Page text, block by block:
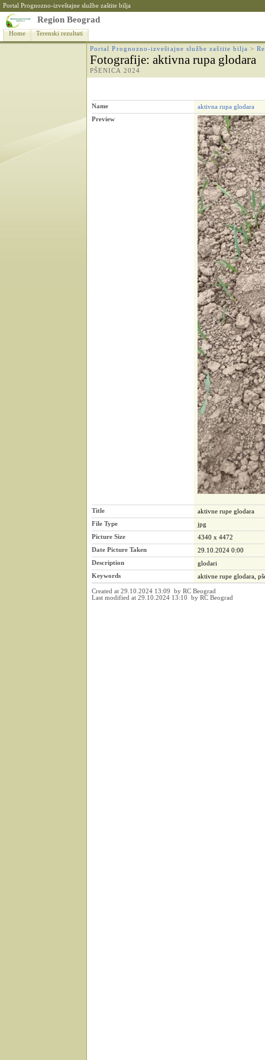
Portal Prognozno-izveštajne službe zaštite bilja
Region Beograd
Home Terenski rezultati
Portal Prognozno-izveštajne službe zaštite bilja >
Fotografije: aktivna rupa glodara
PŠENICA 2024
Name
aktivna rupa glodara
Preview
Title
aktivne rupe glodara
File Type
jpg
Picture Size
4340 x 4472
Date Picture Taken
29.10.2024 0:00
Description
glodari
Keywords
aktivne rupe glodara,
Created at 29.10.2024 13:09 by RC Beograd
Last modified at 29.10.2024 13:10 by RC Beograd